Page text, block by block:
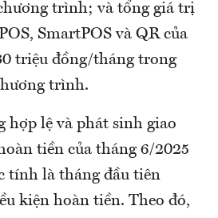
trình; và tổng giá trị
SmartPOS và QR của
triệu đồng/tháng trong
trình.
hợp lệ và phát sinh giao
tiền của tháng 6/2025
tính là tháng đầu tiên
kiện hoàn tiền. Theo đó,